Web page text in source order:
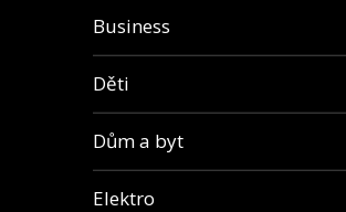
Business
Děti
Dům a byt
Elektro